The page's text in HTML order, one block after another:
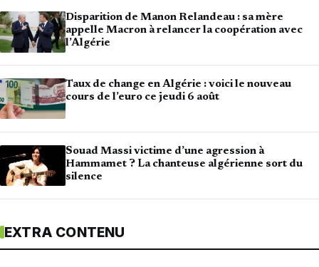
Disparition de Manon Relandeau : sa mère
appelle Macron à relancer la coopération avec
l’Algérie
Taux de change en Algérie : voici le nouveau
cours de l’euro ce jeudi 6 août
Souad Massi victime d’une agression à
Hammamet ? La chanteuse algérienne sort du
silence
EXTRA CONTENU